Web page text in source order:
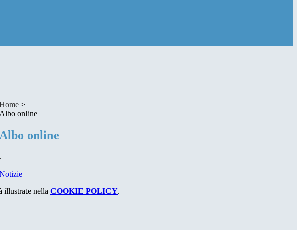
>
Albo online
online
.
illustrate nella COOKIE POLICY.